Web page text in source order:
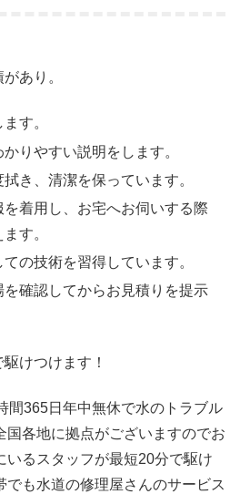
あり。
す。
りやすい説明をします。
き、清潔を保っています。
着用し、お宅へお伺いする際
す。
の技術を習得しています。
確認してからお見積りを提示
駆けつけます！
間365日年中無休で水のトラブル
国各地に拠点がございますのでお
いるスタッフが最短20分で駆け
でも水道の修理屋さんのサービス